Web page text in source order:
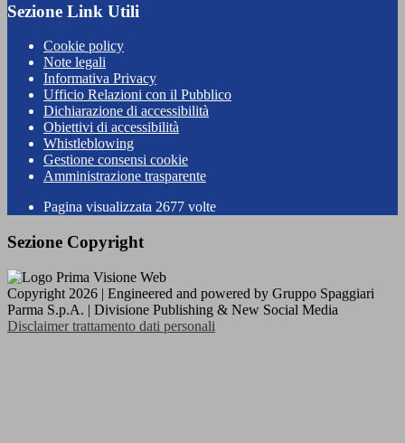
Sezione Link Utili
Cookie policy
Note legali
Informativa Privacy
Ufficio Relazioni con il Pubblico
Dichiarazione di accessibilità
Obiettivi di accessibilità
Whistleblowing
Gestione consensi cookie
Amministrazione trasparente
Pagina visualizzata 2677 volte
Sezione Copyright
Copyright 2026 | Engineered and powered by Gruppo Spaggiari
Parma S.p.A. | Divisione Publishing & New Social Media
Disclaimer trattamento dati personali